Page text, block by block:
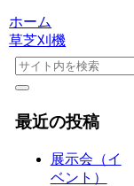
ホーム
草芝刈機
最近の投稿
展示会（イ
ベント）